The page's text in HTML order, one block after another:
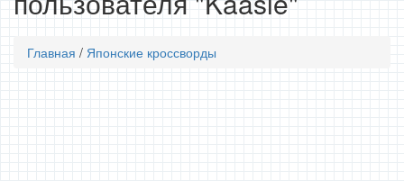
Главная / Японские кроссворды